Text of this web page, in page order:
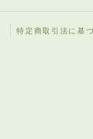
特定商取引法に基